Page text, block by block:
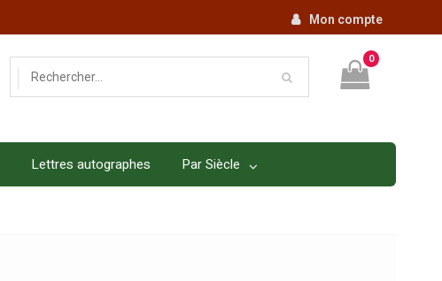
Mon compte
0
Lettres autographes Par Siècle